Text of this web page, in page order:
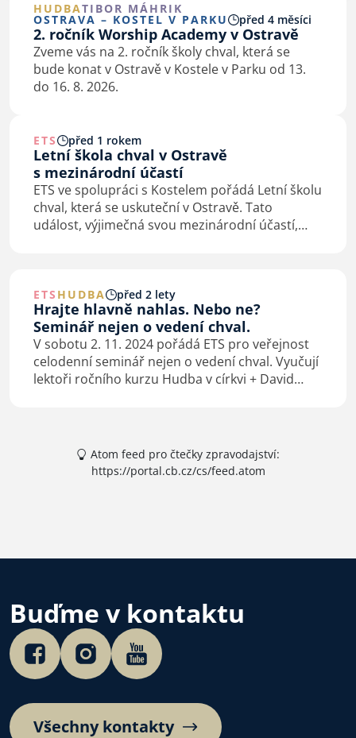
HUDBATIBOR MÁHRIK
OSTRAVA – KOSTEL V PARKU před 4 měsíci
2. ročník Worship Academy v Ostravě
Zveme vás na 2. ročník školy chval, která se
bude konat v Ostravě v Kostele v Parku od 13.
do 16. 8. 2026.
ETS před 1 rokem
Letní škola chval v Ostravě
s mezinárodní účastí
ETS ve spolupráci s Kostelem pořádá Letní školu
chval, která se uskuteční v Ostravě. Tato
událost, výjimečná svou mezinárodní účastí,
ETS HUDBA před 2 lety
Hrajte hlavně nahlas. Nebo ne?
Seminář nejen o vedení chval.
V sobotu 2. 11. 2024 pořádá ETS pro veřejnost
celodenní seminář nejen o vedení chval. Vyučují
lektoři ročního kurzu Hudba v církvi + David
Atom feed pro čtečky zpravodajství:
https://portal.cb.cz/cs/feed.atom
Buďme v kontaktu
Všechny kontakty